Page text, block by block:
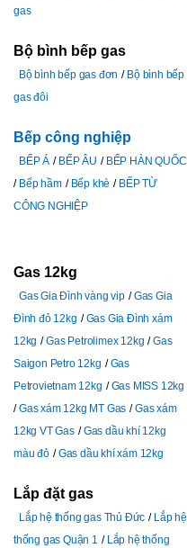
gas
Bộ bình bếp gas
Bộ bình bếp gas đơn
Bộ bình bếp
gas đôi
Bếp công nghiệp
BẾP Á BẾP ÂU
BẾP HÀN QUỐC
Bếp hầm
Bếp khè
BẾP TỪ
CÔNG NGHIỆP
Gas 12kg
Gas Gia Đình vàng vip
Gas Gia
Đình đỏ 12kg
Gas Gia Đình xám
12kg
Gas Petrolimex 12kg
Gas
Saigon Petro 12kg
Gas
Petrovietnam 12kg
Gas MISS 12kg
Gas xám 12kg MT Gas
Gas xám
12kg VT Gas
Gas dầu khí 12kg
màu đỏ
Gas dầu khí xám 12kg
Lắp đặt gas
Lắp hệ thống gas Thủ Đức
Lắp hệ
thống gas Quận 1
Lắp hệ thống